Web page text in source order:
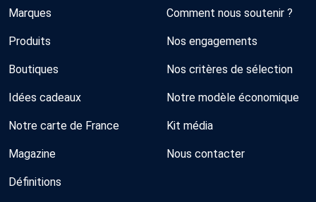
Marques
Produits
Boutiques
Idées cadeaux
Notre carte de France
Magazine
Définitions
Comment nous soutenir ?
Nos engagements
Nos critères de sélection
Notre modèle économique
Kit média
Nous contacter